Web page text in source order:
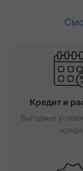
Кредит и
Выгодные
кредит